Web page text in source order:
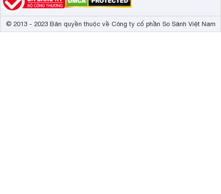
© 2013 - 2023 Bản quyền thuộc về Công ty cổ phần So Sánh Việt Nam